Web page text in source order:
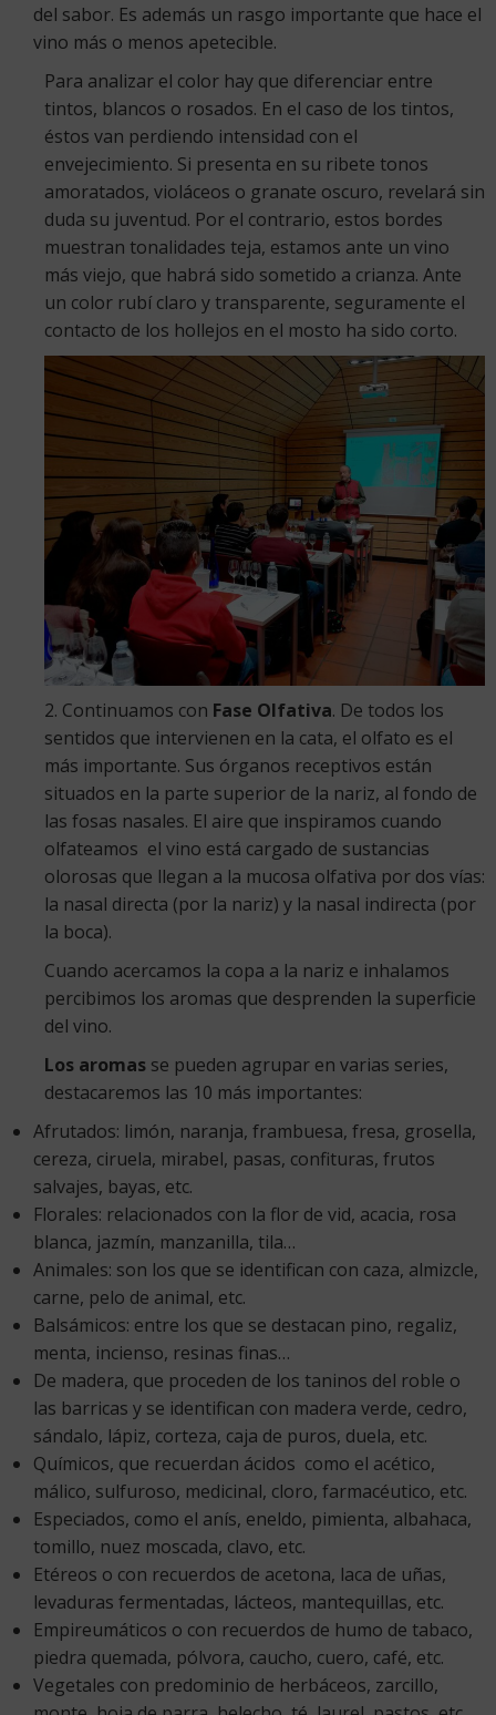
del sabor. Es además un rasgo importante que hace el
vino más o menos apetecible.
Para analizar el color hay que diferenciar entre
tintos, blancos o rosados. En el caso de los tintos,
éstos van perdiendo intensidad con el
envejecimiento. Si presenta en su ribete tonos
amoratados, violáceos o granate oscuro, revelará sin
duda su juventud. Por el contrario, estos bordes
muestran tonalidades teja, estamos ante un vino
más viejo, que habrá sido sometido a crianza. Ante
un color rubí claro y transparente, seguramente el
contacto de los hollejos en el mosto ha sido corto.
2. Continuamos con Fase Olfativa. De todos los
sentidos que intervienen en la cata, el olfato es el
más importante. Sus órganos receptivos están
situados en la parte superior de la nariz, al fondo de
las fosas nasales. El aire que inspiramos cuando
olfateamos el vino está cargado de sustancias
olorosas que llegan a la mucosa olfativa por dos vías:
la nasal directa (por la nariz) y la nasal indirecta (por
la boca).
Cuando acercamos la copa a la nariz e inhalamos
percibimos los aromas que desprenden la superficie
del vino.
Los aromas se pueden agrupar en varias series,
destacaremos las 10 más importantes:
Afrutados: limón, naranja, frambuesa, fresa, grosella,
cereza, ciruela, mirabel, pasas, confituras, frutos
salvajes, bayas, etc.
Florales: relacionados con la flor de vid, acacia, rosa
blanca, jazmín, manzanilla, tila…
Animales: son los que se identifican con caza, almizcle,
carne, pelo de animal, etc.
Balsámicos: entre los que se destacan pino, regaliz,
menta, incienso, resinas finas…
De madera, que proceden de los taninos del roble o
las barricas y se identifican con madera verde, cedro,
sándalo, lápiz, corteza, caja de puros, duela, etc.
Químicos, que recuerdan ácidos como el acético,
málico, sulfuroso, medicinal, cloro, farmacéutico, etc.
Especiados, como el anís, eneldo, pimienta, albahaca,
tomillo, nuez moscada, clavo, etc.
Etéreos o con recuerdos de acetona, laca de uñas,
levaduras fermentadas, lácteos, mantequillas, etc.
Empireumáticos o con recuerdos de humo de tabaco,
piedra quemada, pólvora, caucho, cuero, café, etc.
Vegetales con predominio de herbáceos, zarcillo,